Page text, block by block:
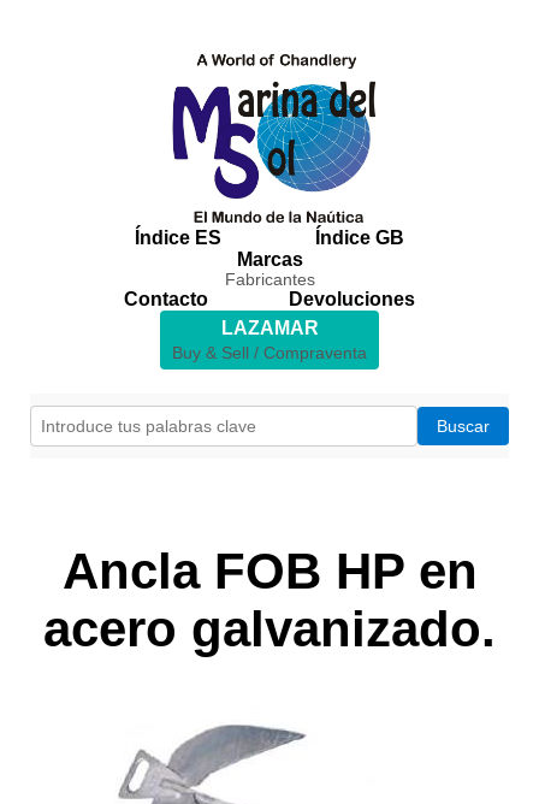
Índice ES
Índice GB
Marcas
Fabricantes
Contacto
Devoluciones
LAZAMAR
Buy & Sell / Compraventa
Ancla FOB HP en
acero galvanizado.